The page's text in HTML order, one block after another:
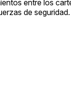
entre los
de seguridad.